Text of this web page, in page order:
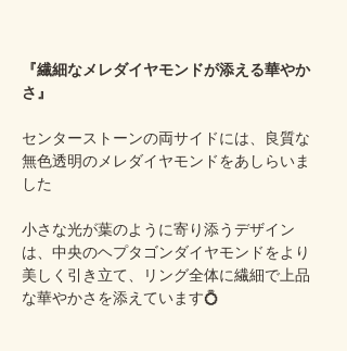
『繊細なメレダイヤモンドが添える華やか
さ』
センターストーンの両サイドには、良質な
無色透明のメレダイヤモンドをあしらいま
した
小さな光が葉のように寄り添うデザイン
は、中央のヘプタゴンダイヤモンドをより
美しく引き立て、リング全体に繊細で上品
な華やかさを添えています💍